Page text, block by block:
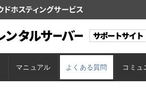
マニュアル よくある質問 コミュ